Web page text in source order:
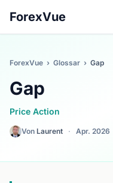
ForexVue
ForexVue › Glossar › Gap
Gap
Price Action
Von Laurent · Apr. 2026